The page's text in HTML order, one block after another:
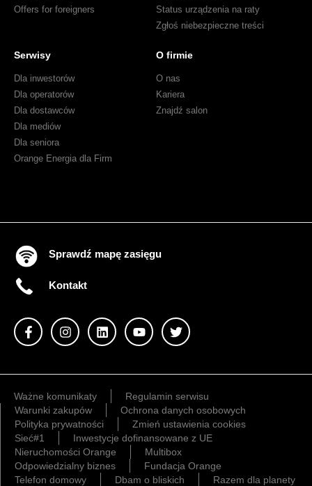
Offers for foreigners
Status urządzenia na raty
Zgłoś niebezpieczne treści
Serwisy
Dla inwestorów
Dla operatorów
Dla dostawców
Dla mediów
Dla seniora
Orange Energia dla Firm
O firmie
O nas
Kariera
Znajdź salon
Sprawdź mapę zasięgu
Kontakt
Ważne komunikaty
Regulamin serwisu
Warunki zakupów
Ochrona danych osobowych
Polityka prywatności
Zmień ustawienia cookies
Sieć#1
Inwestycje dofinansowane z UE
Nieruchomości Orange
Multibox
Odpowiedzialny biznes
Fundacja Orange
Telefon domowy
Dbam o bliskich Razem dla planety